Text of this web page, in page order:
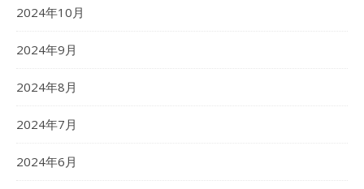
2024年10月
2024年9月
2024年8月
2024年7月
2024年6月